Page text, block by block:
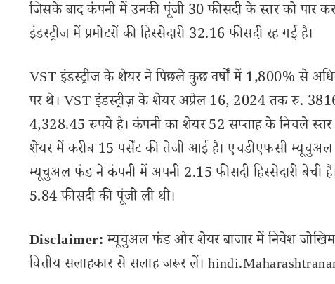
जिसके बाद कंपनी में उनकी पूंजी 30 फीसदी के स्तर को पार
इंडस्ट्रीज में प्रमोटरों की हिस्सेदारी 32.16 फीसदी रह गई है।
VST इंडस्ट्रीज के शेयर ने पिछले कुछ वर्षों में 1,800% से
पर थे। VST इंडस्ट्रीज़ के शेयर अप्रैल 16, 2024 तक रु.
4,328.45 रुपये है। कंपनी का शेयर 52 सप्ताह के निचले
शेयर में करीब 15 पर्सेंट की तेजी आई है। एचडीएफसी
म्यूचुअल फंड ने कंपनी में अपनी 2.15 फीसदी हिस्सेदारी
5.84 फीसदी की पूंजी ली थी।
Disclaimer:म्यूचुअल फंड और शेयर बाजार में निवेश
वित्तीय सलाहकार से सलाह जरूर लें।